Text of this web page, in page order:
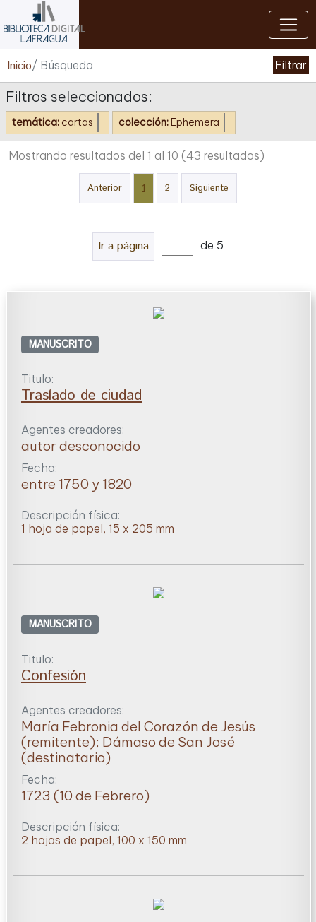
Inicio/ Búsqueda Filtrar
Cerrar
Filtros seleccionados:
temática: cartas colección:Ephemera
Mostrando resultados del 1 al 10 (43 resultados)
Anterior 1 2 Siguiente
Ir a página de 5
MANUSCRITO
Titulo:
Traslado de ciudad
Agentes creadores:
autor desconocido
Fecha:
entre 1750 y 1820
Descripción física:
1 hoja de papel, 15 x 205 mm
MANUSCRITO
Titulo:
Confesión
Agentes creadores:
María Febronia del Corazón de Jesús
(remitente); Dámaso de San José
(destinatario)
Fecha:
1723 (10 de Febrero)
Descripción física:
2 hojas de papel, 100 x 150 mm